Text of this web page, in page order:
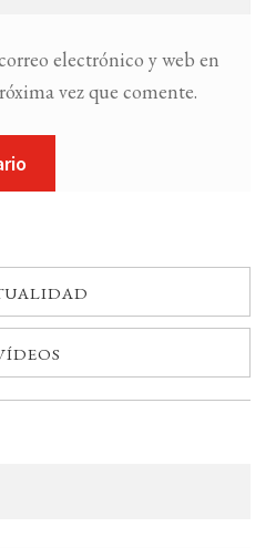
electrónico y web en
vez que comente.